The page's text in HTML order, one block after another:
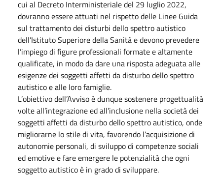
cui al Decreto Interministeriale del 29 luglio 2022,
dovranno essere attuati nel rispetto delle Linee Guida
sul trattamento dei disturbi dello spettro autistico
dell’Istituto Superiore della Sanità e devono prevedere
l’impiego di figure professionali formate e altamente
qualificate, in modo da dare una risposta adeguata alle
esigenze dei soggetti affetti da disturbo dello spettro
autistico e alle loro famiglie.
L’obiettivo dell’Avviso è dunque sostenere progettualità
volte all’integrazione ed all’inclusione nella società dei
soggetti affetti da disturbo dello spettro autistico, onde
migliorarne lo stile di vita, favorendo l’acquisizione di
autonomie personali, di sviluppo di competenze sociali
ed emotive e fare emergere le potenzialità che ogni
soggetto autistico è in grado di sviluppare.